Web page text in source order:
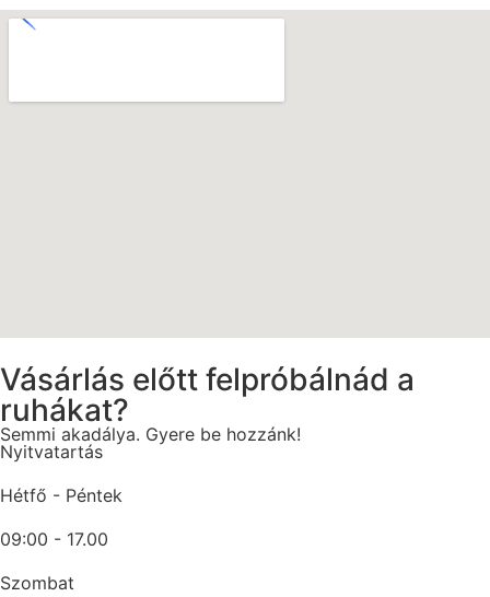
Vásárlás előtt felpróbálnád a
ruhákat?
Semmi akadálya. Gyere be hozzánk!
Nyitvatartás
Hétfő - Péntek
09:00 - 17.00
Szombat